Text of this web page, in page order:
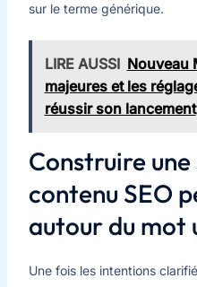
sur le terme générique.
LIRE AUSSI Nouveau
majeures et les
réussir son lancement
Construire
contenu SEO
autour du mot
Une fois les intentions